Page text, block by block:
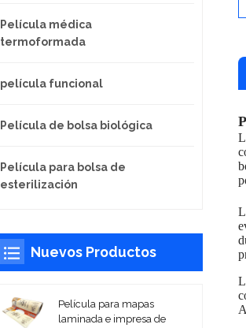
Película médica
termoformada
película funcional
Película de bolsa biológica
Película para bolsa de
esterilización
Nuevos Productos
Película para mapas
laminada e impresa de